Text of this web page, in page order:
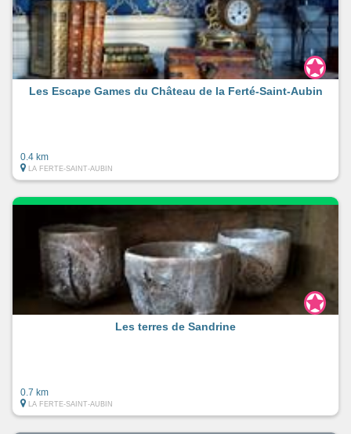
Les Escape Games du Château de la Ferté-Saint-Aubin
0.4 km
LA FERTE-SAINT-AUBIN
Les terres de Sandrine
0.7 km
LA FERTE-SAINT-AUBIN